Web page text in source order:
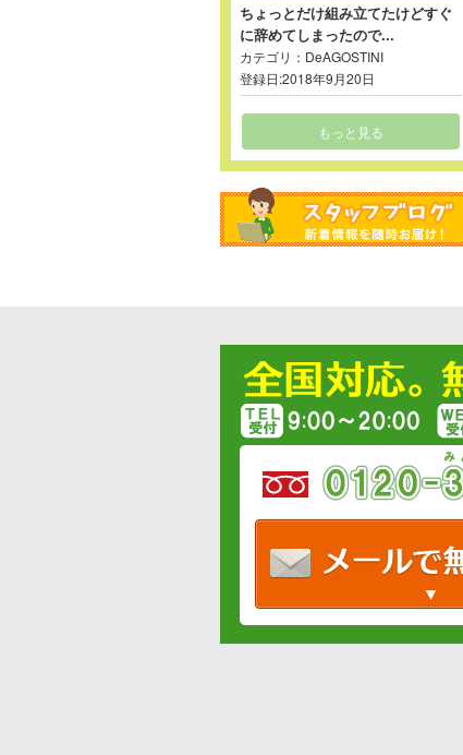
ちょっとだけ組み立てたけどすぐ
に辞めてしまったので...
カテゴリ： DeAGOSTINI
登録日:2018年9月20日
もっと見る